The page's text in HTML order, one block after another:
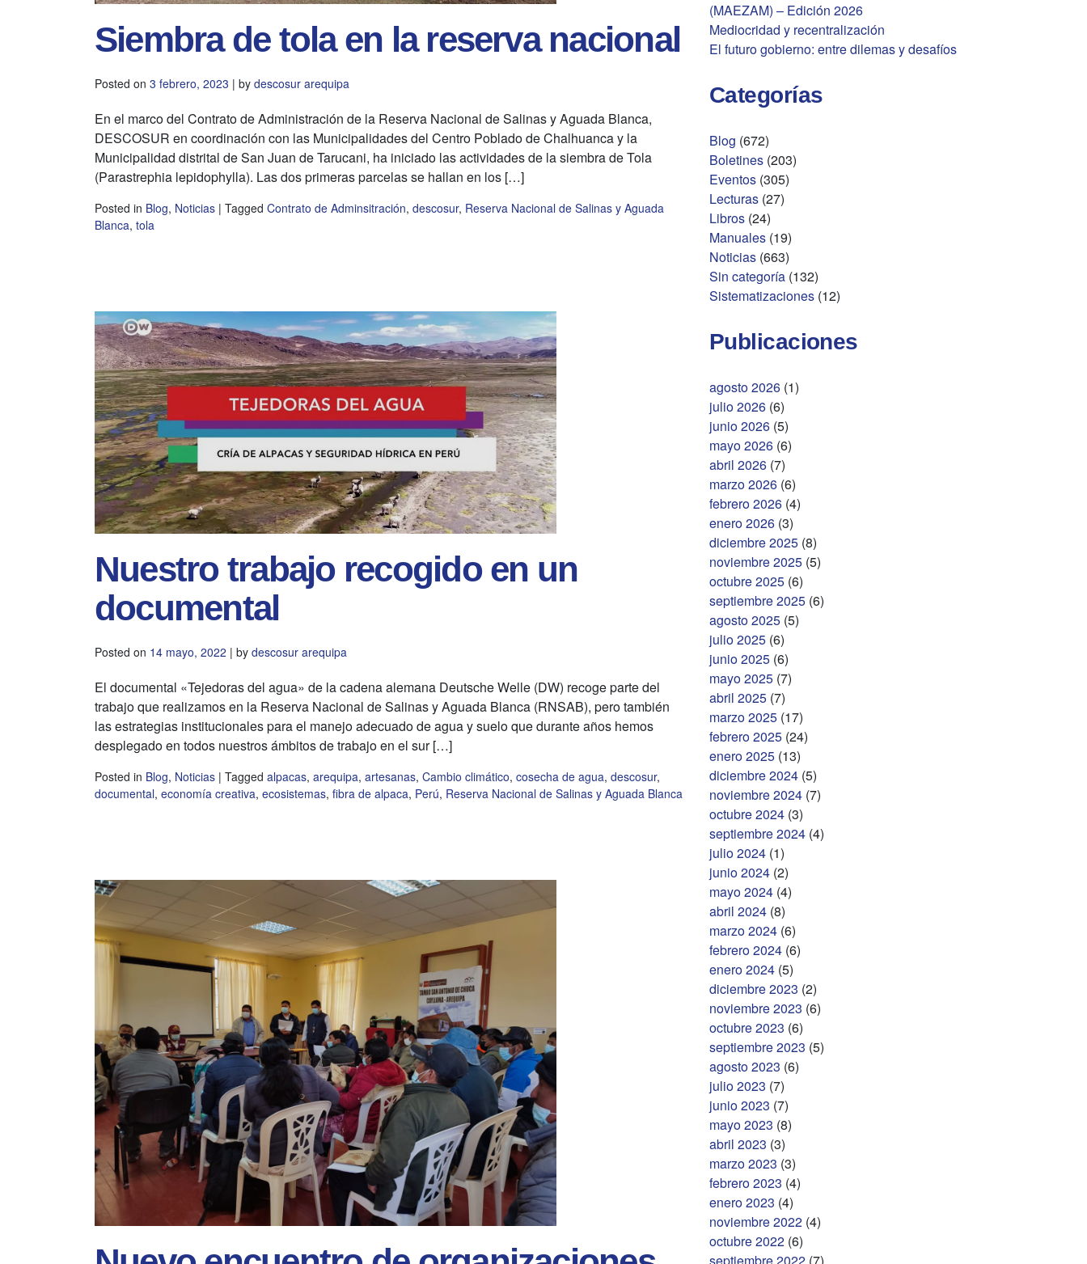
Siembra de tola en la reserva nacional
Posted on 3 febrero, 2023 | by descosur arequipa
En el marco del Contrato de Administración de la Reserva Nacional de Salinas y Aguada Blanca,
DESCOSUR en coordinación con las Municipalidades del Centro Poblado de Chalhuanca y la
Municipalidad distrital de San Juan de Tarucani, ha iniciado las actividades de la siembra de Tola
(Parastrephia lepidophylla). Las dos primeras parcelas se hallan en los […]
Posted in Blog, Noticias | Tagged Contrato de Adminsitración, descosur, Reserva Nacional de Salinas y Aguada
Blanca, tola
Nuestro trabajo recogido en un
documental
Posted on 14 mayo, 2022 | by descosur arequipa
El documental «Tejedoras del agua» de la cadena alemana Deutsche Welle (DW) recoge parte del
trabajo que realizamos en la Reserva Nacional de Salinas y Aguada Blanca (RNSAB), pero también
las estrategias institucionales para el manejo adecuado de agua y suelo que durante años hemos
desplegado en todos nuestros ámbitos de trabajo en el sur […]
Posted in Blog, Noticias | Tagged alpacas, arequipa, artesanas, Cambio climático, cosecha de agua, descosur,
documental, economía creativa, ecosistemas, fibra de alpaca, Perú, Reserva Nacional de Salinas y Aguada Blanca
(MAEZAM) – Edición 2026
Mediocridad y recentralización
El futuro gobierno: entre dilemas y desafíos
Categorías
Blog (672)
Boletines (203)
Eventos (305)
Lecturas (27)
Libros (24)
Manuales (19)
Noticias (663)
Sin categoría (132)
Sistematizaciones (12)
Publicaciones
agosto 2026 (1)
julio 2026 (6)
junio 2026 (5)
mayo 2026 (6)
abril 2026 (7)
marzo 2026 (6)
febrero 2026 (4)
enero 2026 (3)
diciembre 2025 (8)
noviembre 2025 (5)
octubre 2025 (6)
septiembre 2025 (6)
agosto 2025 (5)
julio 2025 (6)
junio 2025 (6)
mayo 2025 (7)
abril 2025 (7)
marzo 2025 (17)
febrero 2025 (24)
enero 2025 (13)
diciembre 2024 (5)
noviembre 2024 (7)
octubre 2024 (3)
septiembre 2024 (4)
julio 2024 (1)
junio 2024 (2)
mayo 2024 (4)
abril 2024 (8)
marzo 2024 (6)
febrero 2024 (6)
enero 2024 (5)
diciembre 2023 (2)
noviembre 2023 (6)
octubre 2023 (6)
septiembre 2023 (5)
agosto 2023 (6)
julio 2023 (7)
junio 2023 (7)
mayo 2023 (8)
abril 2023 (3)
marzo 2023 (3)
febrero 2023 (4)
enero 2023 (4)
noviembre 2022 (4)
octubre 2022 (6)
septiembre 2022 (7)